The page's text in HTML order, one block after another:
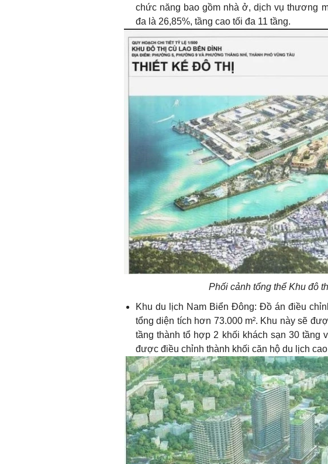
chức năng bao gồm nhà ở, dịch vụ thương
đa là 26,85%, tầng cao tối đa 11 tầng.
Phối cảnh tổng thể Khu đô
Khu du lịch Nam Biển Đông: Đồ án điều
tổng diện tích hơn 73.000 m². Khu này sẽ
tầng thành tổ hợp 2 khối khách sạn 30 tầng
được điều chỉnh thành khối căn hộ du lịch